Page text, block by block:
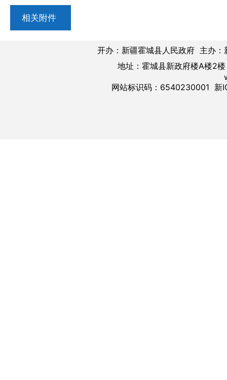
相关附件
开办：新疆霍城县人民政府 主办
地址：霍城县新政府楼A楼
网站标识码：6540230001 新